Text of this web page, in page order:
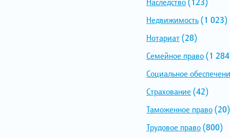
Недвижимость(1 023)
Нотариат(28)
Семейное право(1
Социальное
Страхование (42)
Таможенное право(20)
Трудовое право(800)